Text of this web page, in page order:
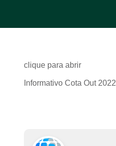
clique para abrir
Informativo Cota Out 2022